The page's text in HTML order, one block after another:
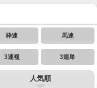
枠連 馬連
3連複 3連単
人気順